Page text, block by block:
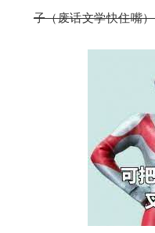
子（废话文学快住嘴